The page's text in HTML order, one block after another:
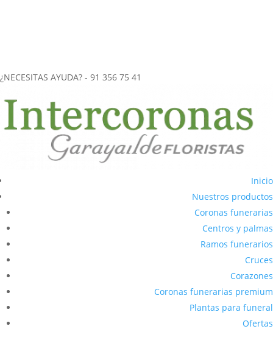
¿NECESITAS AYUDA? - 91 356 75 41
Inicio
Nuestros productos
Coronas funerarias
Centros y palmas
Ramos funerarios
Cruces
Corazones
Coronas funerarias premium
Plantas para funeral
Ofertas